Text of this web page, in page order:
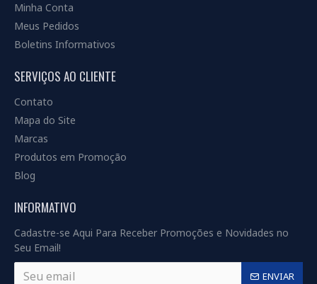
Minha Conta
Meus Pedidos
Boletins Informativos
SERVIÇOS AO CLIENTE
Contato
Mapa do Site
Marcas
Produtos em Promoção
Blog
INFORMATIVO
Cadastre-se Aqui Para Receber Promoções e Novidades no
Seu Email!
ENVIAR